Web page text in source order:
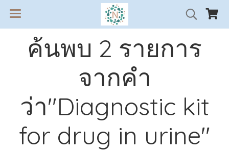
ค้นพบ 2 รายการ
จากคำ
ว่า"Diagnostic kit
for drug in urine"